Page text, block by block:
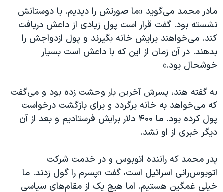
مادر محمد می‌گوید «ما صورتش را دیدیم. با دوستانش
نشسته بود. گفت قرار است پول زیادی از داعش دریافت
کند. می‌خواهند برایش خانه بگیرند و پول ازدواجش را
بدهند. در آن زمان از این که با داعش است بسیار
خوشحال بود.»
به گفته هند، پسرش آخرین بار وحشت زده بود و می‌گفت
که می‌خواهد به خانه برگردد و برای بازگشت درخواست
پول کرده بود. ما ۴۰۰ دلار برایش فرستادیم و بعد از آن
دیگر خبری از او نشد.
پدر محمد که راننده اتوبوس و در خدمت شرکت
اتوبوس‌رانی اسرائیل است، گفت «پسرم را گول زدند. ما
خیلی غمگین هستیم. اما هیچ یک از مقام‌های سیاسی